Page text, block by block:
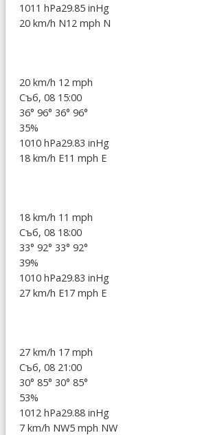
1011 hPa29.85 inHg
20 km/h N12 mph N
20 km/h 12 mph
Съб, 08 15:00
36° 96° 36° 96°
35%
1010 hPa29.83 inHg
18 km/h E11 mph E
18 km/h 11 mph
Съб, 08 18:00
33° 92° 33° 92°
39%
1010 hPa29.83 inHg
27 km/h E17 mph E
27 km/h 17 mph
Съб, 08 21:00
30° 85° 30° 85°
53%
1012 hPa29.88 inHg
7 km/h NW5 mph NW